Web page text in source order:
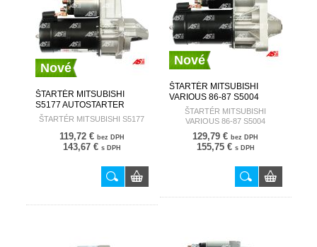
Nové
ŠTARTÉR MITSUBISHI
S5177 AUTOSTARTER
ŠTARTÉR MITSUBISHI S5177
119,72 € bez DPH
143,67 € s DPH
Nové
ŠTARTÉR MITSUBISHI
VARIOUS 86-87 S5004
AUTOSTARTER
ŠTARTÉR MITSUBISHI
VARIOUS 86-87 S5004
129,79 € bez DPH
155,75 € s DPH